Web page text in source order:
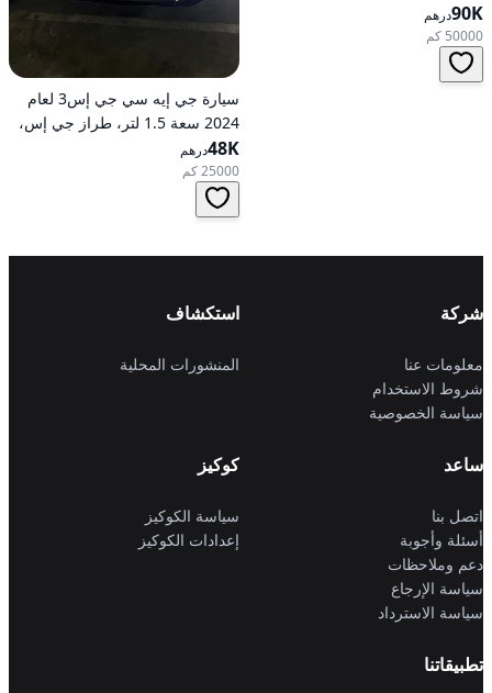
أوتوماتيكي
90Kدرهم
50000 كم
سيارة جي إيه سي جي إس3 لعام
2024 سعة 1.5 لتر، طراز جي إس،
تعمل بالبنزين، ناقل حركة
أوتوماتيكي، دفع أمامي
48Kدرهم
25000 كم
شركة
معلومات عنا
شروط الاستخدام
سياسة الخصوصية
استكشاف
المنشورات المحلية
ساعد
اتصل بنا
أسئلة وأجوبة
دعم وملاحظات
سياسة الإرجاع
سياسة الاسترداد
كوكيز
سياسة الكوكيز
إعدادات الكوكيز
تطبيقاتنا